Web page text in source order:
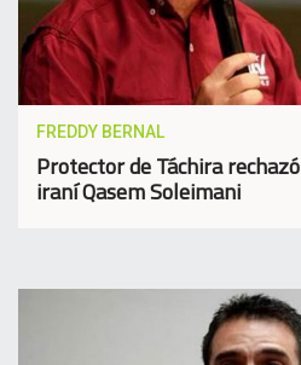
FREDDY BERNAL
Protector de Táchira
iraní Qasem Soleimani